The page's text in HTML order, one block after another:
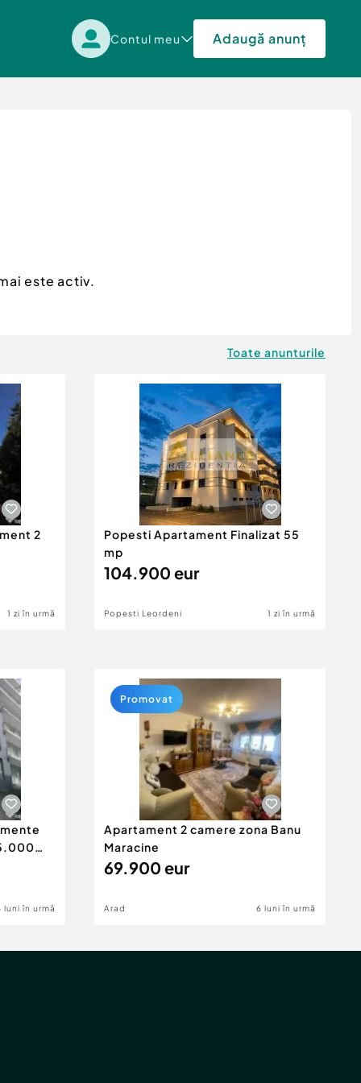
Contul meu Adaugă anunț
este activ.
Toate anunturile
2
1 zi în urmă
Popesti Apartament Finalizat 55
mp
104.900 eur
Popesti Leordeni 1 zi în urmă
luni în urmă
Apartament 2 camere zona Banu
Maracine
69.900 eur
Arad 6 luni în urmă
Promovat